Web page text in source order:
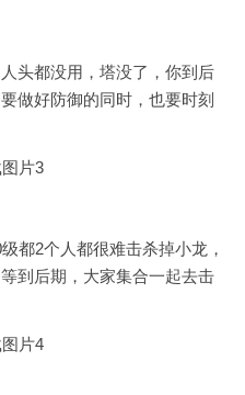
头都没用，塔没了，你到后
做好防御的同时，也要时刻
都2个人都很难击杀掉小龙，
到后期，大家集合一起去击